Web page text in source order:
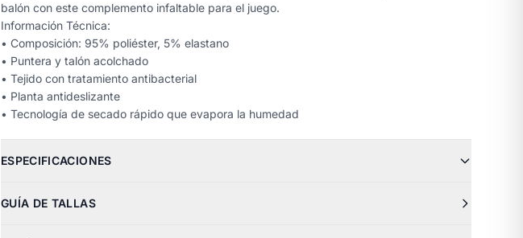
balón con este complemento infaltable para el juego.
Información Técnica:
• Composición: 95% poliéster, 5% elastano
• Puntera y talón acolchado
• Tejido con tratamiento antibacterial
• Planta antideslizante
• Tecnología de secado rápido que evapora la humedad
ESPECIFICACIONES
GUÍA DE TALLAS